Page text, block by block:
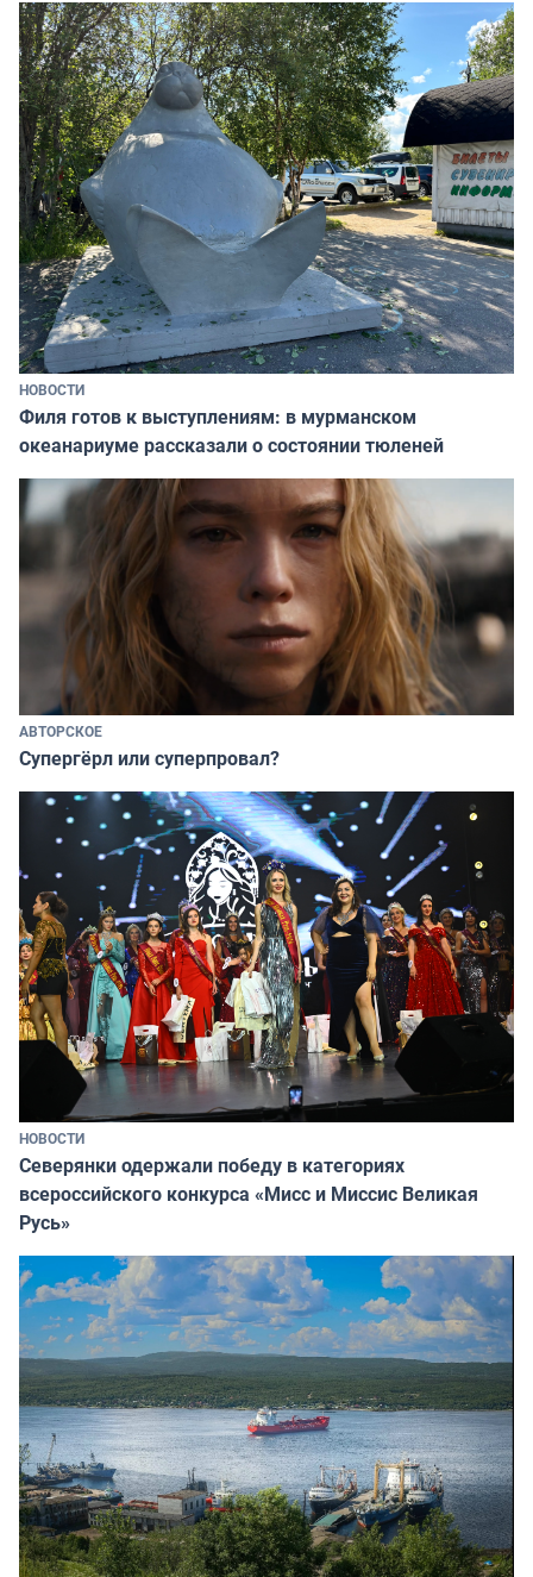
НОВОСТИ
Филя готов к выступлениям: в мурманском
океанариуме рассказали о состоянии тюленей
АВТОРСКОЕ
Супергёрл или суперпровал?
НОВОСТИ
Северянки одержали победу в категориях
всероссийского конкурса «Мисс и Миссис Великая
Русь»